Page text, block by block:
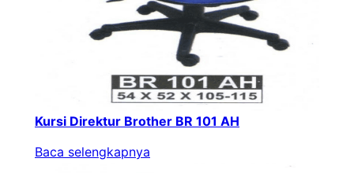
Kursi Direktur Brother BR 101 AH
Baca selengkapnya